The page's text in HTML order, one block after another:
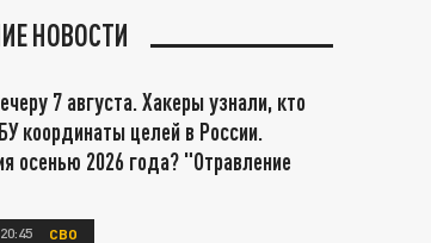
НОВОСТИ
7 августа. Хакеры узнали, кто
координаты целей в России.
осенью 2026 года? "Отравление
СВО